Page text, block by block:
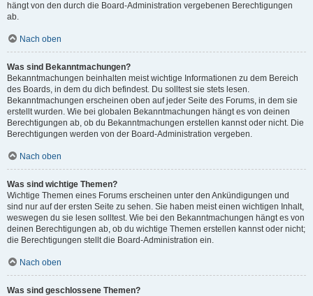
hängt von den durch die Board-Administration vergebenen Berechtigungen
ab.
Nach oben
Was sind Bekanntmachungen?
Bekanntmachungen beinhalten meist wichtige Informationen zu dem Bereich
des Boards, in dem du dich befindest. Du solltest sie stets lesen.
Bekanntmachungen erscheinen oben auf jeder Seite des Forums, in dem sie
erstellt wurden. Wie bei globalen Bekanntmachungen hängt es von deinen
Berechtigungen ab, ob du Bekanntmachungen erstellen kannst oder nicht. Die
Berechtigungen werden von der Board-Administration vergeben.
Nach oben
Was sind wichtige Themen?
Wichtige Themen eines Forums erscheinen unter den Ankündigungen und
sind nur auf der ersten Seite zu sehen. Sie haben meist einen wichtigen Inhalt,
weswegen du sie lesen solltest. Wie bei den Bekanntmachungen hängt es von
deinen Berechtigungen ab, ob du wichtige Themen erstellen kannst oder nicht;
die Berechtigungen stellt die Board-Administration ein.
Nach oben
Was sind geschlossene Themen?